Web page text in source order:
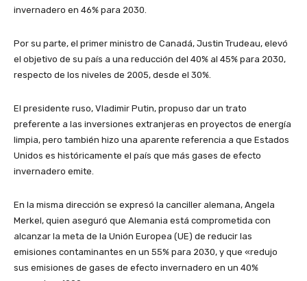
invernadero en 46% para 2030.
Por su parte, el primer ministro de Canadá, Justin Trudeau, elevó
el objetivo de su país a una reducción del 40% al 45% para 2030,
respecto de los niveles de 2005, desde el 30%.
El presidente ruso, Vladimir Putin, propuso dar un trato
preferente a las inversiones extranjeras en proyectos de energía
limpia, pero también hizo una aparente referencia a que Estados
Unidos es históricamente el país que más gases de efecto
invernadero emite.
En la misma dirección se expresó la canciller alemana, Angela
Merkel, quien aseguró que Alemania está comprometida con
alcanzar la meta de la Unión Europea (UE) de reducir las
emisiones contaminantes en un 55% para 2030, y que «redujo
sus emisiones de gases de efecto invernadero en un 40%